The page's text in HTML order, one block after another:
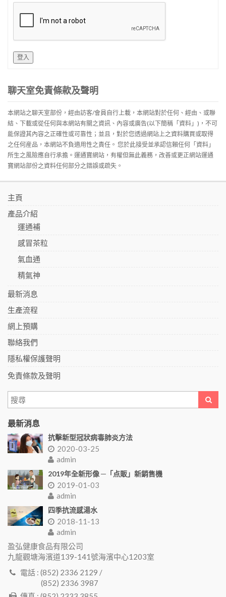
登入
聊天室免責條款及聲明
本網站之聊天室部份，經由訪客/會員自行上載，本網站對於任何、經由、或聯
結、下載或從任何與本網站有關之資訊、內容或廣告(以下簡稱「資料」)，不可
能保證其內容之正確性或可靠性；並且，對於您透過網站上之資料購買或取得
之任何産品，本網站不負適用性之責任。 您於此接受並承認信賴任何「資料」
所生之風險應自行承擔。運通寶網站，有權但無此義務，改善或更正網站運通
寶網站部份之資料任何部分之錯誤或疏失。
主頁
產品介紹
運通補
感冒茶粒
氣血通
精氣神
最新消息
生產流程
網上預購
聯絡我們
隱私權保護聲明
免責條款及聲明
最新消息
抗擊新型冠狀病毒肺炎方法
2020-03-25
admin
2019年全新形像 ─「点販」新銷售機
2019-01-03
admin
四季抗流感湯水
2018-11-13
admin
盈弘健康食品有限公司
九龍觀塘海濱道139-141號海濱中心1203室
電話 : (852) 2336 2129 /
(852) 2336 3987